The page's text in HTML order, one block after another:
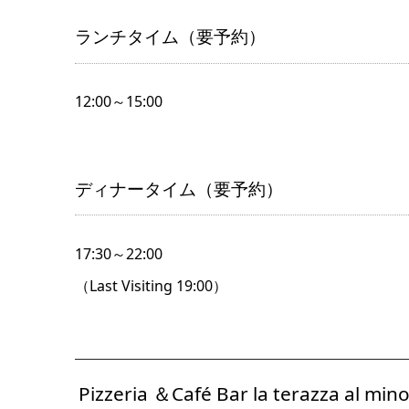
ランチタイム（要予約）
12:00～15:00
ディナータイム（要予約）
17:30～22:00
（Last Visiting 19:00）
Pizzeria ＆Café Bar la terazza al